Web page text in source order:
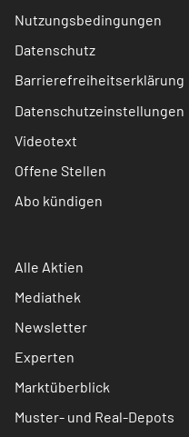
Nutzungsbedingungen
Datenschutz
Barrierefreiheitserklärung
Datenschutzeinstellungen
Videotext
Offene Stellen
Abo kündigen
Alle Aktien
Mediathek
Newsletter
Experten
Marktüberblick
Muster- und Real-Depots